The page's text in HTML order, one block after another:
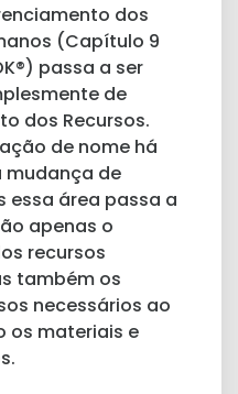
dos
(Capítulo 9
passa a ser
de
dos Recursos.
de nome há
mudança de
essa área passa a
apenas o
recursos
também os
necessários ao
os materiais e